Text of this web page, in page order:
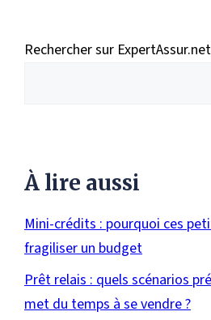
Rechercher sur ExpertAssur.net
À lire aussi
Mini-crédits : pourquoi ces
fragiliser un budget
Prêt relais : quels scénarios
met du temps à se vendre ?